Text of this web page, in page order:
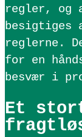
regler, og
besigtiges
reglerne.
for en
besvær i
Et